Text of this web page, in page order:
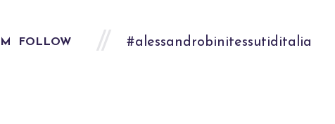
FOLLOW #alessandrobinitessutiditalia